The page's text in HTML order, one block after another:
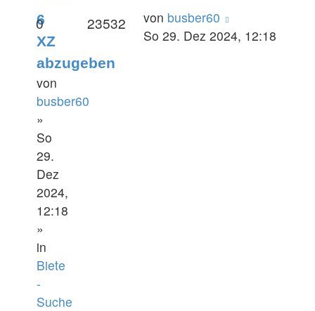
6
XZ
abzugeben
von
busber60
»
So
29.
Dez
2024,
12:18
»
in
Biete
-
Suche
0 23532 von busber60
So 29. Dez 2024, 12:18